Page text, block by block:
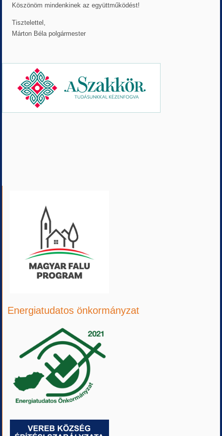
Köszönöm mindenkinek az együttműködést!
Tisztelettel,
Márton Béla polgármester
Energiatudatos önkormányzat